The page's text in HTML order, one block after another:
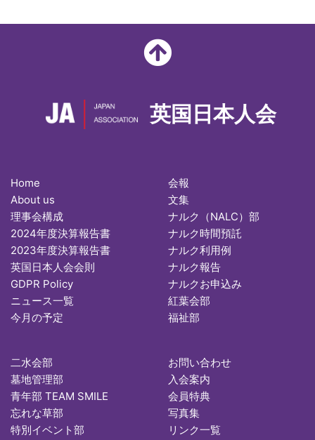
英国日本人会
Home
About us
理事会構成
2024年度決算報告書
2023年度決算報告書
英国日本人会会則
GDPR Policy
ニュース一覧
今月の予定
会報
文集
ナルク（NALC）部
ナルク時間預託
ナルク利用例
ナルク報告
ナルクお申込み
紅葉会部
福祉部
二水会部
墓地管理部
青年部 TEAM SMILE
忘れな草部
特別イベント部
お問い合わせ
入会案内
会員特典
写真集
リンク一覧